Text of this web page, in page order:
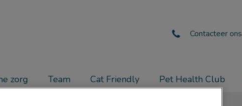
Contacteer ons
zorg Team Cat Friendly Pet Health Club